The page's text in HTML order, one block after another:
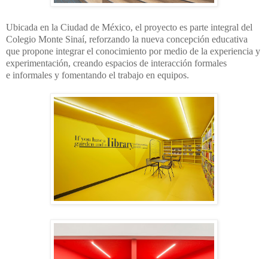
Ubicada en la Ciudad de México, el proyecto es parte integral del
Colegio Monte Sinaí, reforzando la nueva concepción educativa
que propone integrar el conocimiento pormedio de la experiencia y
experimentación, creando espacios de interacción formales
e informales y fomentando el trabajo en equipos.